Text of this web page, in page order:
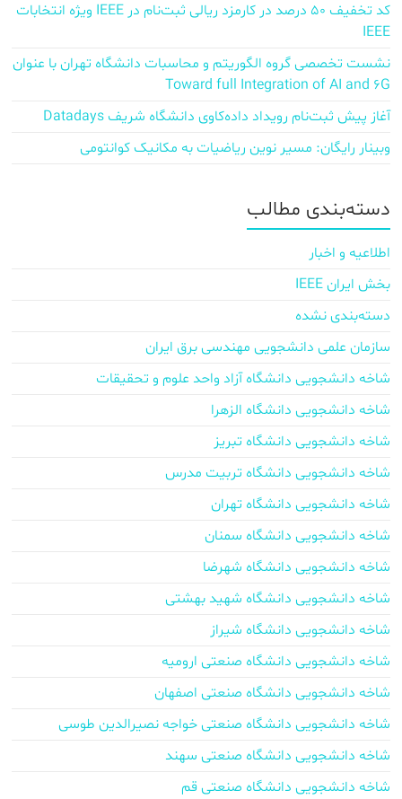
کد تخفیف ۵۰ درصد در کارمزد ریالی ثبت‌نام در IEEE ویژه انتخابات
IEEE
نشست تخصصی گروه الگوریتم و محاسبات دانشگاه تهران با عنوان
Toward full Integration of AI and 6G
آغاز پیش‌ ثبت‌نام رویداد داده‌کاوی دانشگاه شریف Datadays
وبینار رایگان: مسیر نوین ریاضیات به مکانیک کوانتومی
دسته‌بندی مطالب
اطلاعیه و اخبار
بخش ایران IEEE
دسته‌بندی نشده
سازمان علمی دانشجویی مهندسی برق ایران
شاخه دانشجویی دانشگاه آزاد واحد علوم و تحقیقات
شاخه دانشجویی دانشگاه الزهرا
شاخه دانشجویی دانشگاه تبریز
شاخه دانشجویی دانشگاه تربیت مدرس
شاخه دانشجویی دانشگاه تهران
شاخه دانشجویی دانشگاه سمنان
شاخه دانشجویی دانشگاه شهرضا
شاخه دانشجویی دانشگاه شهید بهشتی
شاخه دانشجویی دانشگاه شیراز
شاخه دانشجویی دانشگاه صنعتی ارومیه
شاخه دانشجویی دانشگاه صنعتی اصفهان
شاخه دانشجویی دانشگاه صنعتی خواجه نصیرالدین طوسی
شاخه دانشجویی دانشگاه صنعتی سهند
شاخه دانشجویی دانشگاه صنعتی قم